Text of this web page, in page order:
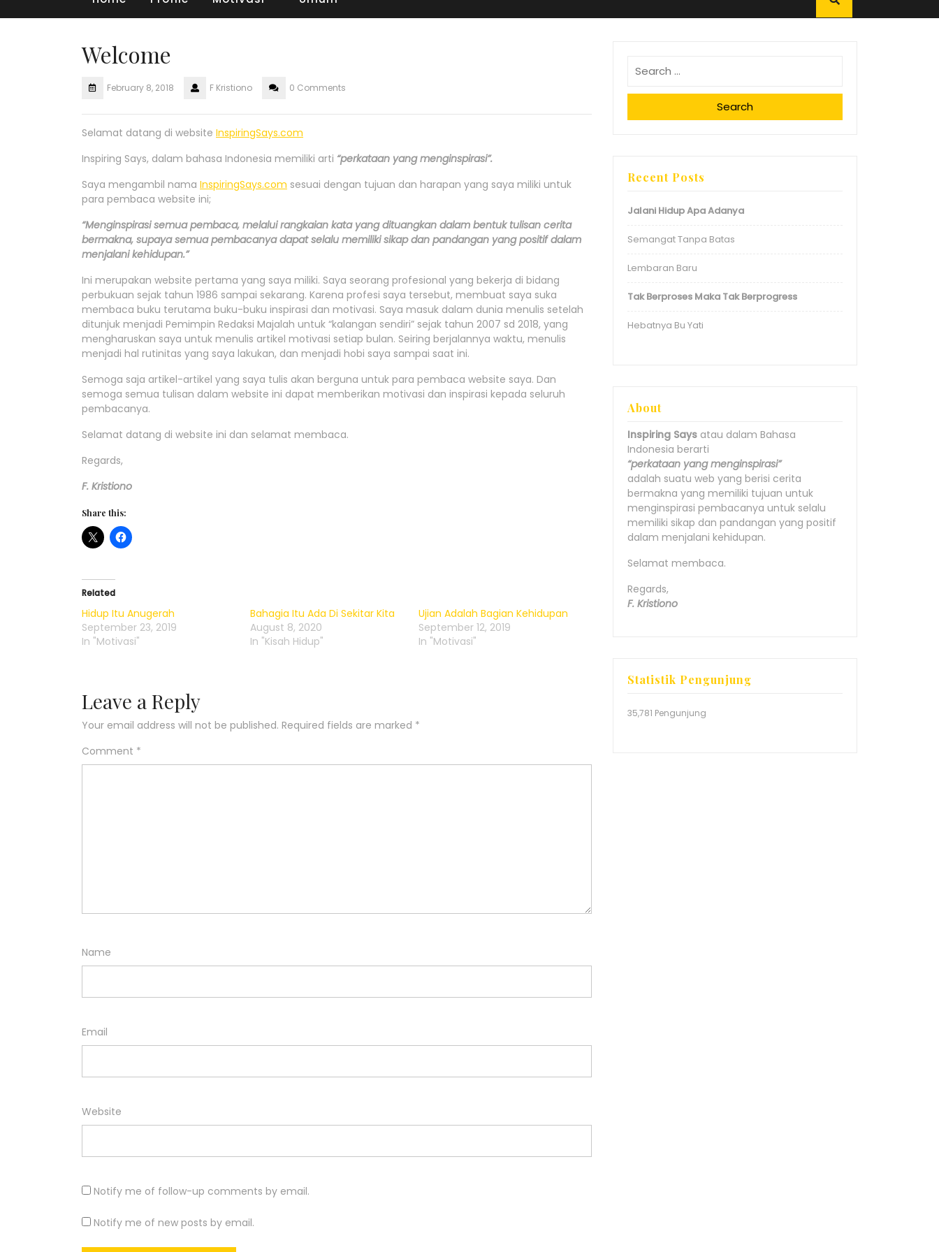
Welcome
February 8, 2018 F Kristiono 0 Comments
Selamat datang di website InspiringSays.com
Inspiring Says, dalam bahasa Indonesia memiliki arti “perkataan yang menginspirasi”.
Saya mengambil nama InspiringSays.com sesuai dengan tujuan dan harapan yang saya miliki untuk
para pembaca website ini;
“Menginspirasi semua pembaca, melalui rangkaian kata yang dituangkan dalam bentuk tulisan cerita
bermakna, supaya semua pembacanya dapat selalu memiliki sikap dan pandangan yang positif dalam
menjalani kehidupan.”
Ini merupakan website pertama yang saya miliki. Saya seorang profesional yang bekerja di bidang
perbukuan sejak tahun 1986 sampai sekarang. Karena profesi saya tersebut, membuat saya suka
membaca buku terutama buku-buku inspirasi dan motivasi. Saya masuk dalam dunia menulis setelah
ditunjuk menjadi Pemimpin Redaksi Majalah untuk “kalangan sendiri” sejak tahun 2007 sd 2018, yang
mengharuskan saya untuk menulis artikel motivasi setiap bulan. Seiring berjalannya waktu, menulis
menjadi hal rutinitas yang saya lakukan, dan menjadi hobi saya sampai saat ini.
Semoga saja artikel-artikel yang saya tulis akan berguna untuk para pembaca website saya. Dan
semoga semua tulisan dalam website ini dapat memberikan motivasi dan inspirasi kepada seluruh
pembacanya.
Selamat datang di website ini dan selamat membaca.
Regards,
F. Kristiono
Share this:
Related
Hidup Itu Anugerah
September 23, 2019
In "Motivasi"
Bahagia Itu Ada Di Sekitar Kita
August 8, 2020
In "Kisah Hidup"
Ujian Adalah Bagian Kehidupan
September 12, 2019
In "Motivasi"
Leave a Reply
Your email address will not be published. Required fields are marked *
Comment *
Name
Email
Website
Notify me of follow-up comments by email.
Notify me of new posts by email.
Search
Recent Posts
Jalani Hidup Apa Adanya
Semangat Tanpa Batas
Lembaran Baru
Tak Berproses Maka Tak Berprogress
Hebatnya Bu Yati
About
Inspiring Says atau dalam Bahasa
Indonesia berarti
“perkataan yang menginspirasi”
adalah suatu web yang berisi cerita
bermakna yang memiliki tujuan untuk
menginspirasi pembacanya untuk selalu
memiliki sikap dan pandangan yang positif
dalam menjalani kehidupan.
Selamat membaca.
Regards,
F. Kristiono
Statistik Pengunjung
35,781 Pengunjung